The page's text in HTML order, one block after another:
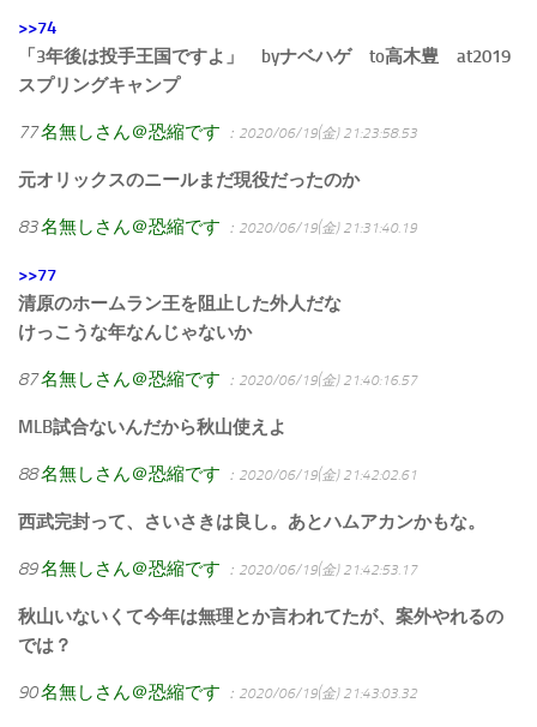
>>74
「3年後は投手王国ですよ」 byナベハゲ to高木豊 at2019
スプリングキャンプ
77名無しさん＠恐縮です ：2020/06/19(金) 21:23:58.53
元オリックスのニールまだ現役だったのか
83名無しさん＠恐縮です ：2020/06/19(金) 21:31:40.19
>>77
清原のホームラン王を阻止した外人だな
けっこうな年なんじゃないか
87名無しさん＠恐縮です ：2020/06/19(金) 21:40:16.57
MLB試合ないんだから秋山使えよ
88名無しさん＠恐縮です ：2020/06/19(金) 21:42:02.61
西武完封って、さいさきは良し。あとハムアカンかもな。
89名無しさん＠恐縮です ：2020/06/19(金) 21:42:53.17
秋山いないくて今年は無理とか言われてたが、案外やれるの
では？
90名無しさん＠恐縮です ：2020/06/19(金) 21:43:03.32